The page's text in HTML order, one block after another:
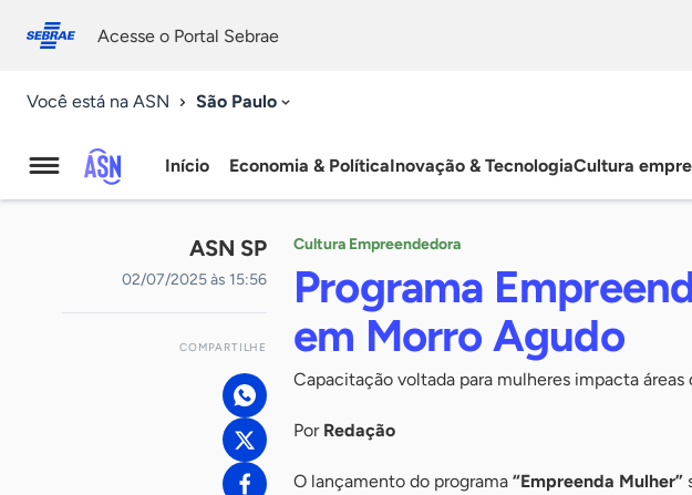
conosco
Acesse o Portal Sebrae
Você está na ASN São Paulo
Agência
Sebrae
de
Notícias
Início Economia & PolíticaInovação & TecnologiaCultura
ASN SP
02/07/2025 às 15:56
COMPARTILHE
Cultura Empreendedora
Programa
em Morro Agudo
Capacitação voltada para mulheres impacta
Por Redação
O lançamento do programa “Empreenda Mulher”